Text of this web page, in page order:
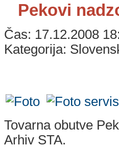
Pekovi
Čas: 17.12.2008
Kategorija:
Tovarna obutve
Arhiv STA.